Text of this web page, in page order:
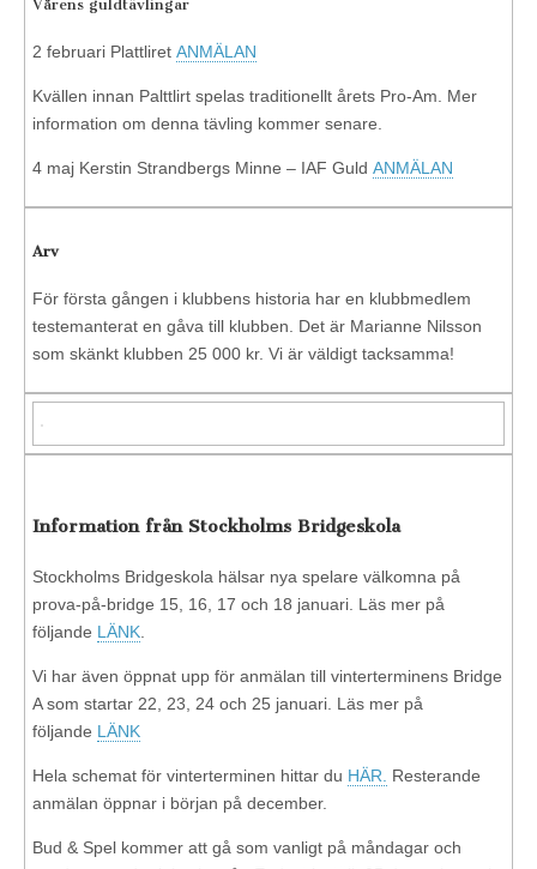
Vårens guldtävlingar
2 februari Plattliret ANMÄLAN
Kvällen innan Palttlirt spelas traditionellt årets Pro-Am. Mer
information om denna tävling kommer senare.
4 maj Kerstin Strandbergs Minne – IAF Guld ANMÄLAN
Arv
För första gången i klubbens historia har en klubbmedlem
testemanterat en gåva till klubben. Det är Marianne Nilsson
som skänkt klubben 25 000 kr. Vi är väldigt tacksamma!
Information från Stockholms Bridgeskola
Stockholms Bridgeskola hälsar nya spelare välkomna på
prova-på-bridge 15, 16, 17 och 18 januari. Läs mer på
följande LÄNK
Vi har även öppnat upp för anmälan till vinterterminens Bridge
A som startar 22, 23, 24 och 25 januari. Läs mer på
följande LÄNK
Hela schemat för vinterterminen hittar du HÄR.
Resterande
anmälan öppnar i början på december.
Bud & Spel kommer att gå som vanligt på måndagar och